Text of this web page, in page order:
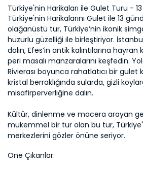
Türkiye'nin Harikaları ile Gulet Turu -
Türkiye'nin Harikalarını Gulet ile 13
olağanüstü tur, Türkiye’nin ikonik
huzurlu güzelliği ile birleştiriyor.
dalın, Efes’in antik kalıntılarına hayran
peri masalı manzaralarını keşfedin.
Rivierası boyunca rahatlatıcı bir gulet
kristal berraklığında sularda, gizli
misafirperverliğine dalın.
Kültür, dinlenme ve macera arayan
mükemmel bir tur olan bu tur,
merkezlerini gözler önüne seriyor.
Öne Çıkanlar: